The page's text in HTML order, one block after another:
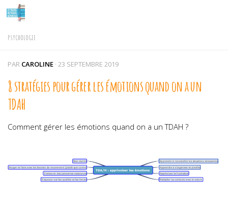
Skip to content
PSYCHOLOGIE
PAR CAROLINE · 23 SEPTEMBRE 2019
8 stratégies pour gérer les émotions quand on a un
TDAH
Comment gérer les émotions quand on a un TDAH ?